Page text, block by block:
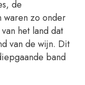
de
waren zo onder
het land dat
van de wijn. Dit
band